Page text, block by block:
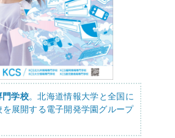
門学校。北海道情報大学と全国に
を展開する電子開発学園グループ